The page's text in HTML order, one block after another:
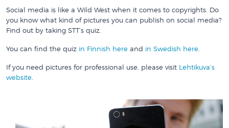
Social media is like a Wild West when it comes to copyrights. Do
you know what kind of pictures you can publish on social media?
Find out by taking STT’s quiz.
You can find the quiz in Finnish here and in Swedish here
If you need pictures for professional use, please visit Lehtikuva’s
website